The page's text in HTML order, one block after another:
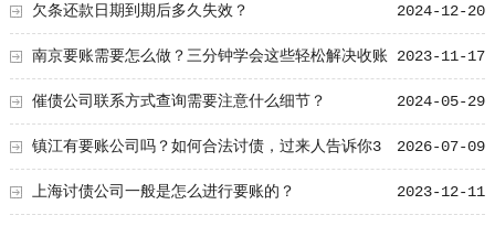
2024-12-20
欠条还款日期到期后多久失效？
2023-11-17
南京要账需要怎么做？三分钟学会这些轻松解决收账
问题 2024-05-29
催债公司联系方式查询需要注意什么细节？
2026-07-09
镇江有要账公司吗？如何合法讨债，过来人告诉你3
点！ 2023-12-11
上海讨债公司一般是怎么进行要账的？